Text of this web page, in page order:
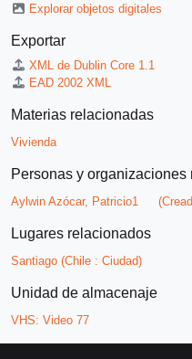
Explorar objetos digitales
Exportar
XML de Dublin Core 1.1
EAD 2002 XML
Materias relacionadas
Vivienda
Personas y organizaciones
Aylwin Azócar, Patricio1
Lugares relacionados
Santiago (Chile : Ciudad)
Unidad de almacenaje
VHS: Video 77